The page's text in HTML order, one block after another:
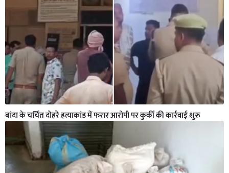
बांदा के चर्चित दोहरे हत्याकांड में फरार आरोपी पर कुर्की की कार्रवाई शुरू